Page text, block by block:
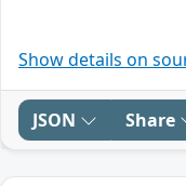
Show details on
JSON Share